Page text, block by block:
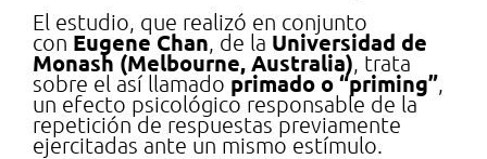
El estudio, que realizó en conjunto
con Eugene Chan, de la Universidad de
Monash (Melbourne, Australia), trata
sobre el así llamado primado o “priming”,
un efecto psicológico responsable de la
repetición de respuestas previamente
ejercitadas ante un mismo estímulo.